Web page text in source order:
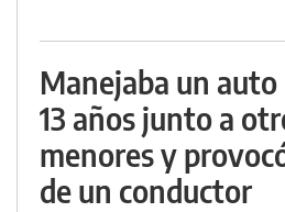
Manejaba un auto
13 años junto a
menores y
de un conductor